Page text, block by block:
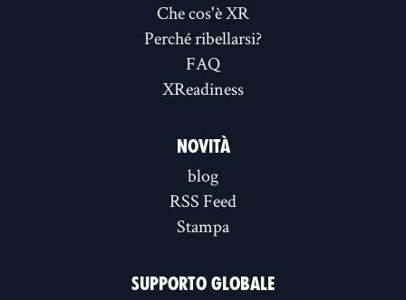
Che cos'è XR
Perché ribellarsi?
FAQ
XReadiness
NOVITÀ
blog
RSS Feed
Stampa
SUPPORTO GLOBALE